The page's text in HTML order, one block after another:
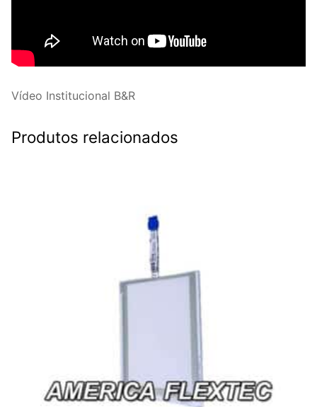
Vídeo Institucional B&R
Produtos relacionados